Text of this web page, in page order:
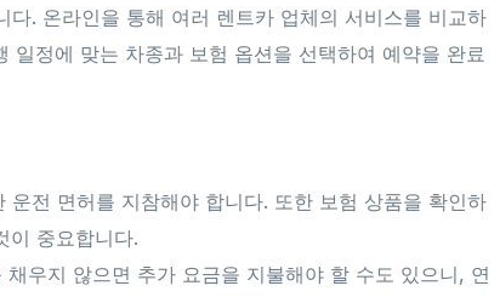
. 온라인을 통해 여러 렌트카 업체의 서비스를 비교하
일정에 맞는 차종과 보험 옵션을 선택하여 예약을 완료
운전 면허를 지참해야 합니다. 또한 보험 상품을 확인하
이 중요합니다.
우지 않으면 추가 요금을 지불해야 할 수도 있으니, 연